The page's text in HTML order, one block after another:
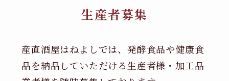
生産者募集
産直酒屋はねよしでは、発酵食品や健康食
品を納品していただける生産者様・加工品